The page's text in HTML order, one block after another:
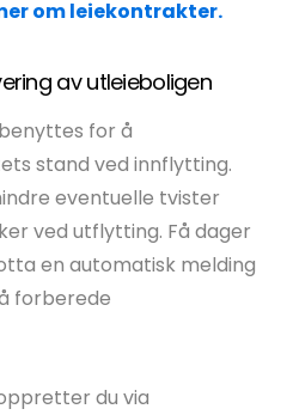
om leiekontrakter.
av utleieboligen
for å
stand ved innflytting.
eventuelle tvister
ved utflytting. Få dager
en automatisk melding
forberede
du via